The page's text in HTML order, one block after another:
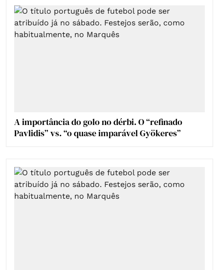
A importância do golo no dérbi. O “refinado
Pavlidis” vs. “o quase imparável Gyökeres”